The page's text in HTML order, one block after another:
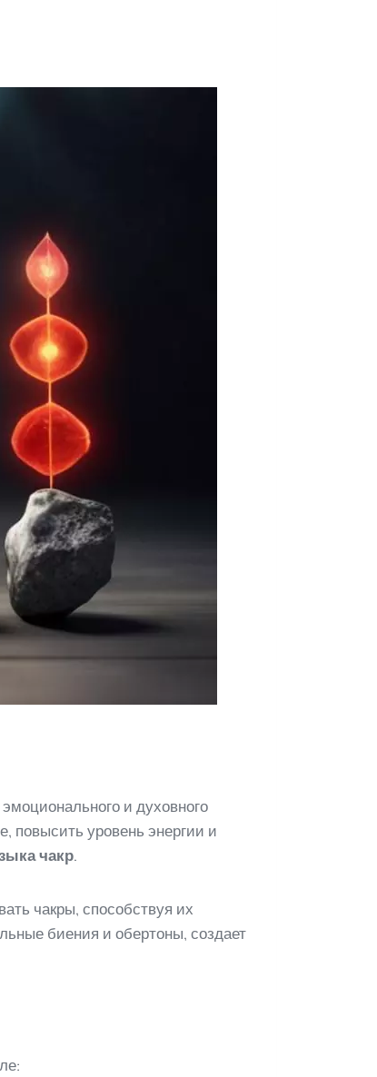
и духовного
повысить уровень энергии и
чакр.
чакры, способствуя их
биения и обертоны, создает